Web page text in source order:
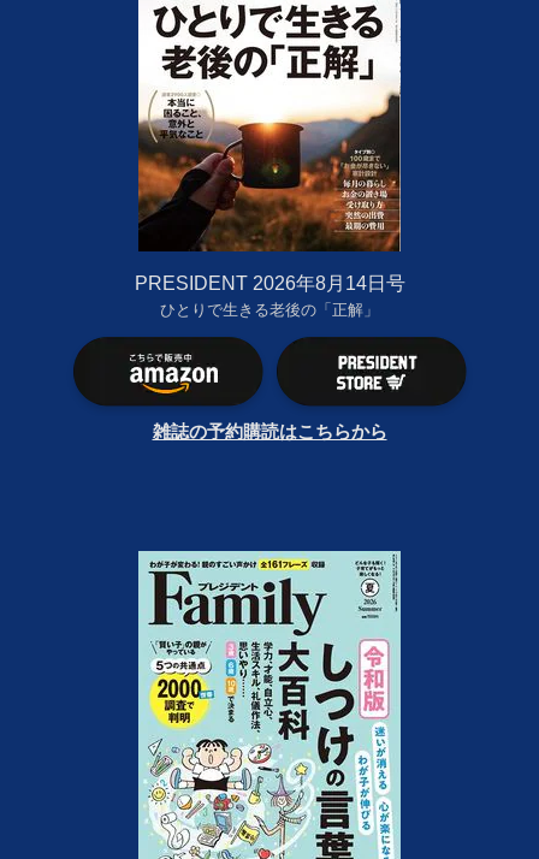
PRESIDENT 2026年8月14日号
ひとりで生きる老後の「正解」
雑誌の予約購読はこちらから